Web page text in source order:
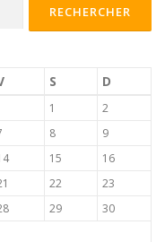
S D
1
2
8
9
15
16
22
23
29
30